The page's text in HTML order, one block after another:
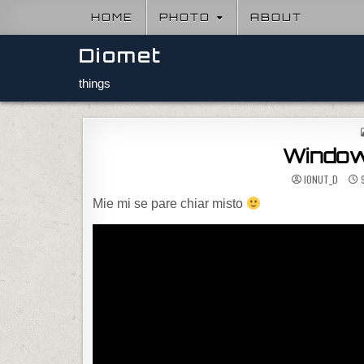
HOME PHOTO ABOUT
Diomet
things
IONUT_D
Mie mi se pare chiar misto